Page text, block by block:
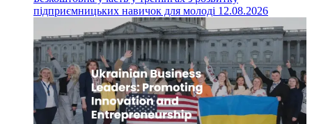
підприємницьких навичок для молоді 12.08.2026